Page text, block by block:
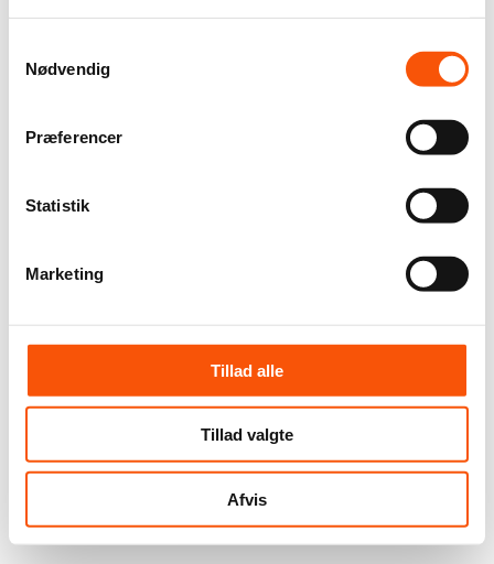
Nødvendig
Præferencer
Statistik
Marketing
Tillad alle
Tillad valgte
Afvis